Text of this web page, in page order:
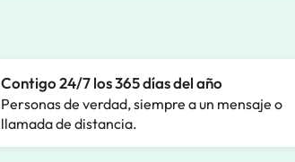
Contigo 24/7 los 365 días del año
Personas de verdad, siempre a un mensaje o
llamada de distancia.